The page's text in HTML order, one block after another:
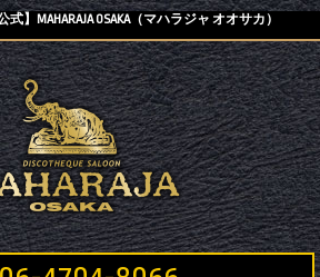
公式】MAHARAJA OSAKA（マハラジャ オオサカ）